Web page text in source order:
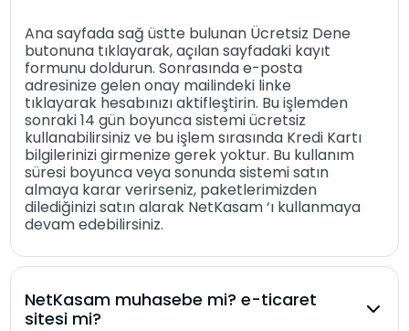
Ana sayfada sağ üstte bulunan Ücretsiz Dene
butonuna tıklayarak, açılan sayfadaki kayıt
formunu doldurun. Sonrasında e-posta
adresinize gelen onay mailindeki linke
tıklayarak hesabınızı aktifleştirin. Bu işlemden
sonraki 14 gün boyunca sistemi ücretsiz
kullanabilirsiniz ve bu işlem sırasında Kredi Kartı
bilgilerinizi girmenize gerek yoktur. Bu kullanım
süresi boyunca veya sonunda sistemi satın
almaya karar verirseniz, paketlerimizden
dilediğinizi satın alarak NetKasam ‘ı kullanmaya
devam edebilirsiniz.
NetKasam muhasebe mi? e-ticaret
sitesi mi?